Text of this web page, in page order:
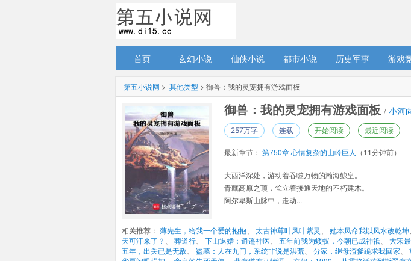
首页 玄幻小说 仙侠小说 都市小说 历史军事 游戏
第五小说网 > 其他类型 > 御兽：我的灵宠拥有游戏面板
御兽：我的灵宠拥有游戏面板 / 小河
257万字 连载 开始阅读 最近阅读
最新章节： 第750章 心情复杂的山岭巨人 （11分钟前）
大西洋深处，游动着吞噬万物的瀚海鲸皇。
青藏高原之顶，耸立着接通天地的不朽建木。
阿尔卑斯山脉中，走动...
相关推荐： 薄先生，给我一个爱的抱抱 太古神尊叶风叶紫灵 她本凤命我以风水改乾坤
天可汗来了？
葬道行 下山退婚：逍遥神医 五年前我为蝼蚁，今朝已成神祇 大宋
五年，出关已是无敌
盗墓：人在九门，系统非说是洪荒 分家，继母渣爹跪求我回家